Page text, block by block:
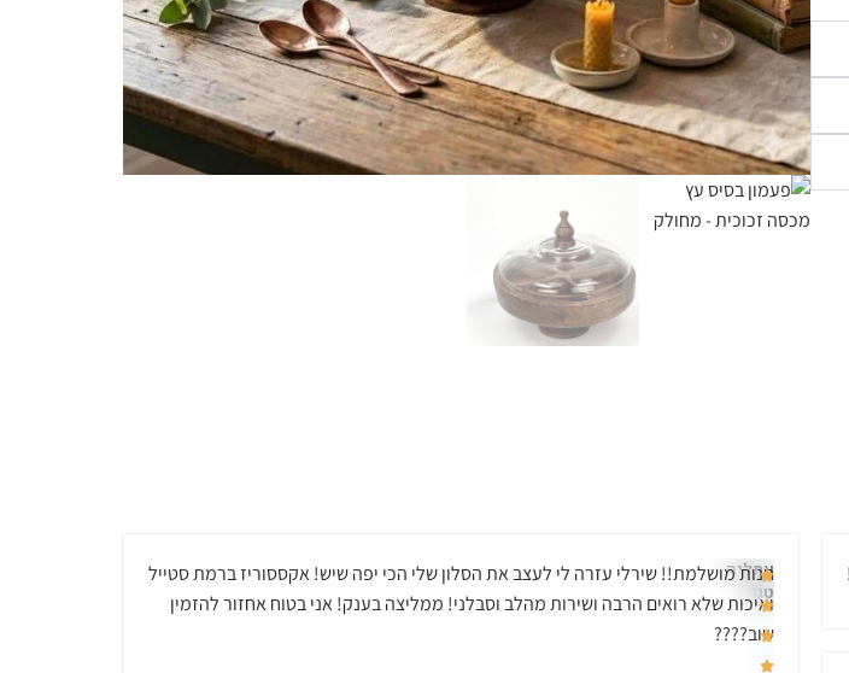
עתליה
טנג'י
חנות מושלמת!! שירלי עזרה לי לעצב את הסלון שלי הכי יפה שיש! אקססוריז ברמת סטייל
ואיכות שלא רואים הרבה ושירות מהלב וסבלני! ממליצה בענק! אני בטוח אחזור להזמין
שוב????